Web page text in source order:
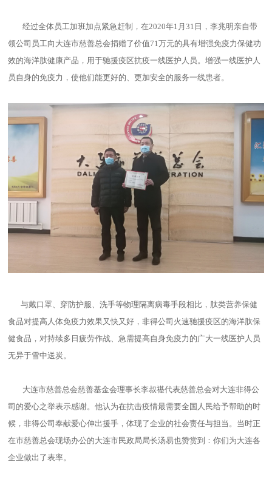
经过全体员工加班加点紧急赶制，在2020年1月31日，李兆明亲自带
领公司员工向大连市慈善总会捐赠了价值71万元的具有增强免疫力保健功
效的海洋肽健康产品，用于驰援疫区抗疫一线医护人员。增强一线医护人
员自身的免疫力，使他们能更好的、更加安全的服务一线患者。
与戴口罩、穿防护服、洗手等物理隔离病毒手段相比，肽类营养保健
食品对提高人体免疫力效果又快又好，非得公司火速驰援疫区的海洋肽保
健食品，对持续多日疲劳作战、急需提高自身免疫力的广大一线医护人员
无异于雪中送炭。
大连市慈善总会慈善基金会理事长李叔禥代表慈善总会对大连非得公
司的爱心之举表示感谢。他认为在抗击疫情最需要全国人民给予帮助的时
候，非得公司奉献爱心伸出援手，体现了企业的社会责任与担当。当时正
在市慈善总会现场办公的大连市民政局局长汤易也赞赏到：你们为大连各
企业做出了表率。